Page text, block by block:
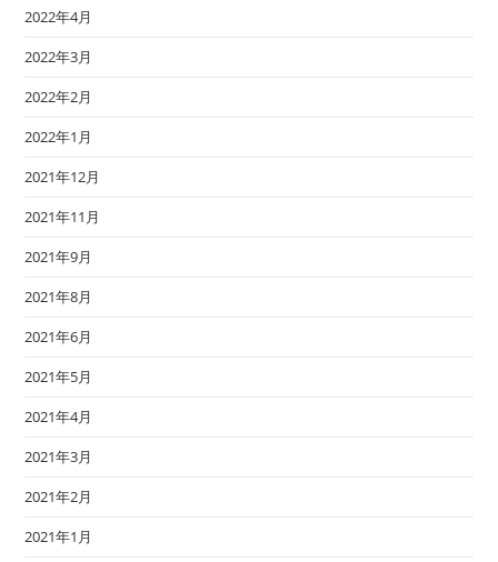
2022年4月
2022年3月
2022年2月
2022年1月
2021年12月
2021年11月
2021年9月
2021年8月
2021年6月
2021年5月
2021年4月
2021年3月
2021年2月
2021年1月